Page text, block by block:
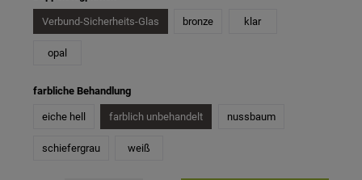
Verbund-Sicherheits-Glas bronze klar
opal
farbliche Behandlungauswählen
eiche hell farblich unbehandelt nussbaum
schiefergrau weiß